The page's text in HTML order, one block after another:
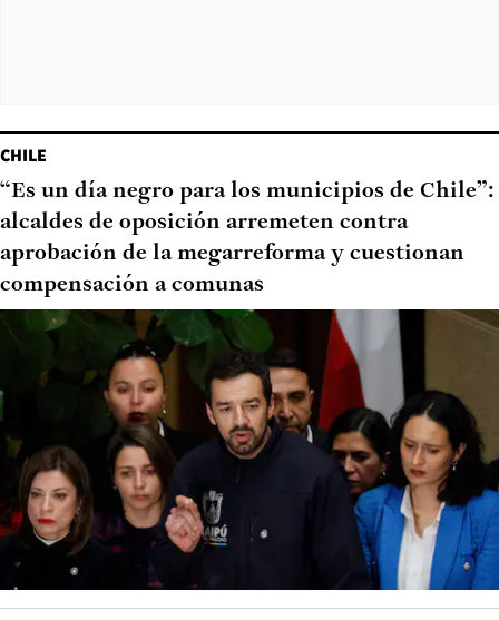
CHILE
“Es un día negro para los municipios de Chile”:
alcaldes de oposición arremeten contra
aprobación de la megarreforma y cuestionan
compensación a comunas